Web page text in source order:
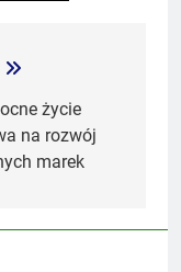
życie
na rozwój
marek